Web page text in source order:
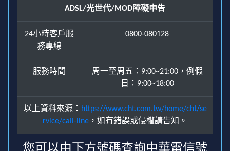
ADSL/光世代/MOD障礙申告
24小時客戶服
務專線
0800-080128
服務時間
周一至周五：9:00~21:00，例假
日：9:00~18:00
以上資料來源： https://www.cht.com.tw/home/cht/se
rvice/call-line ，如有錯誤或侵權請告知。